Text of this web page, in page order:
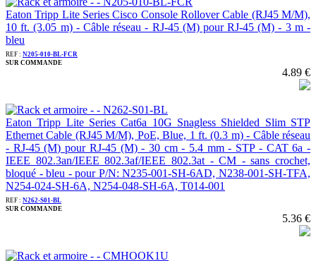
Eaton Tripp Lite Series Cisco Console Rollover Cable (RJ45 M/M),
10 ft. (3.05 m) - Câble réseau - RJ-45 (M) pour RJ-45 (M) - 3 m -
bleu
REF : N205-010-BL-FCR
SUR COMMANDE
4.89 €
Eaton Tripp Lite Series Cat6a 10G Snagless Shielded Slim STP
Ethernet Cable (RJ45 M/M), PoE, Blue, 1 ft. (0.3 m) - Câble réseau
- RJ-45 (M) pour RJ-45 (M) - 30 cm - 5.4 mm - STP - CAT 6a -
IEEE 802.3an/IEEE 802.3af/IEEE 802.3at - CM - sans crochet,
bloqué - bleu - pour P/N: N235-001-SH-6AD, N238-001-SH-TFA,
N254-024-SH-6A, N254-048-SH-6A, T014-001
REF : N262-S01-BL
SUR COMMANDE
5.36 €